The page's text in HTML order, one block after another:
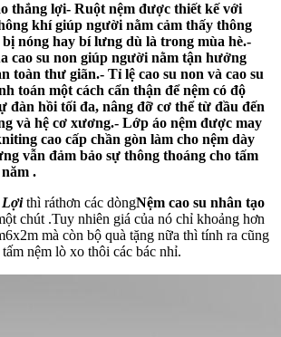
thắng lợi- Ruột nệm được thiết kế với
khí giúp người nằm cảm thấy thông
nóng hay bí lưng dù là trong mùa hè.-
cao su non giúp người nằm tận hưởng
toàn thư giãn.- Tỉ lệ cao su non và cao su
toán một cách cẩn thận để nệm có độ
đàn hồi tối đa, nâng đỡ cơ thể từ đầu đến
và hệ cơ xương.- Lớp áo nệm được may
cao cấp chần gòn làm cho nệm dày
vẫn đảm bảo sự thông thoáng cho tấm
.
Lợithì ráthơn các dòngNệm cao su nhân tạo
chút .Tuy nhiên giá của nó chỉ khoảng hơn
mà còn bộ quà tặng nữa thì tính ra cũng
nệm lò xo thôi các bác nhỉ.